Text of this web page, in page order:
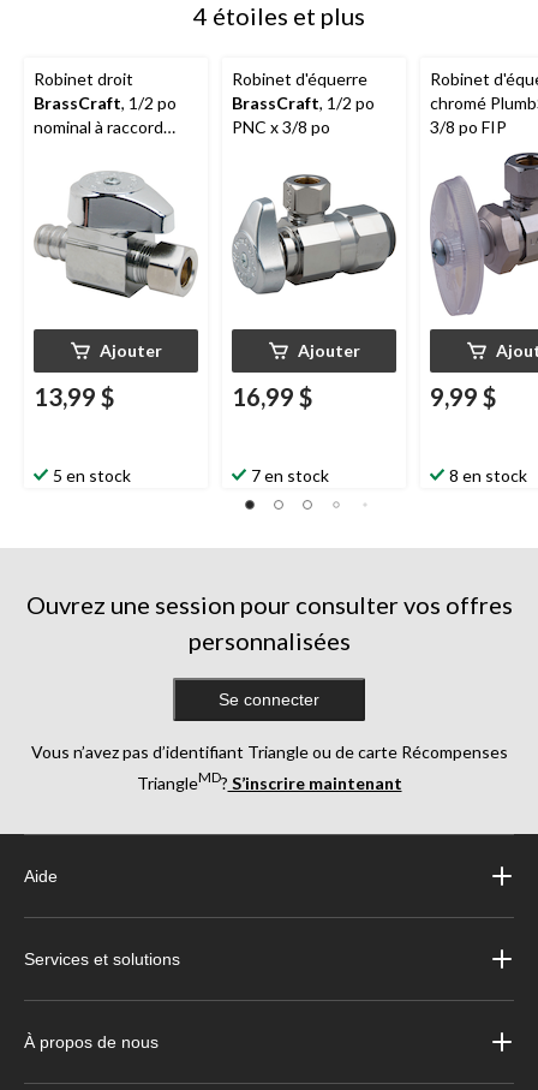
4 étoiles et plus
Robinet droit
BrassCraft, 1/2 po
nominal à raccord
diamètre extérieur
Ajouter
13,99 $
5 en stock
Robinet d'équerre
BrassCraft, 1/2 po
PNC x 3/8 po
Ajouter
16,99 $
7 en stock
Robinet
chromé
3/8 po FIP
9,99 $
8 en stock
Ouvrez une session pour consulter vos offres
personnalisées
Se connecter
Vous n’avez pas d’identifiant Triangle ou de carte Récompenses
TriangleMD? S’inscrire maintenant
Aide
Services et solutions
À propos de nous